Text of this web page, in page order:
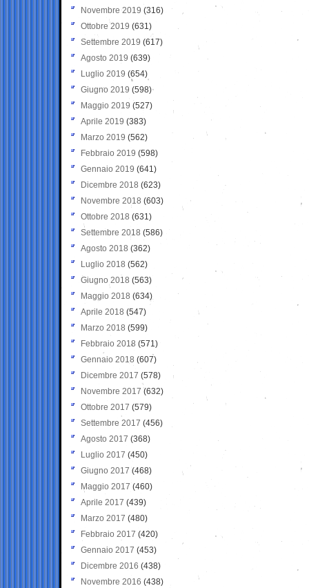
Novembre 2019 (316)
Ottobre 2019 (631)
Settembre 2019 (617)
Agosto 2019 (639)
Luglio 2019 (654)
Giugno 2019 (598)
Maggio 2019 (527)
Aprile 2019 (383)
Marzo 2019 (562)
Febbraio 2019 (598)
Gennaio 2019 (641)
Dicembre 2018 (623)
Novembre 2018 (603)
Ottobre 2018 (631)
Settembre 2018 (586)
Agosto 2018 (362)
Luglio 2018 (562)
Giugno 2018 (563)
Maggio 2018 (634)
Aprile 2018 (547)
Marzo 2018 (599)
Febbraio 2018 (571)
Gennaio 2018 (607)
Dicembre 2017 (578)
Novembre 2017 (632)
Ottobre 2017 (579)
Settembre 2017 (456)
Agosto 2017 (368)
Luglio 2017 (450)
Giugno 2017 (468)
Maggio 2017 (460)
Aprile 2017 (439)
Marzo 2017 (480)
Febbraio 2017 (420)
Gennaio 2017 (453)
Dicembre 2016 (438)
Novembre 2016 (438)